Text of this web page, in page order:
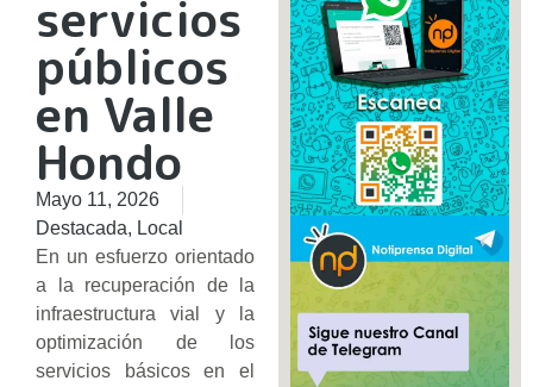
servicios
públicos
en Valle
Hondo
Mayo 11, 2026
Destacada, Local
En un esfuerzo orientado
a la recuperación de la
infraestructura vial y la
optimización de los
servicios básicos en el